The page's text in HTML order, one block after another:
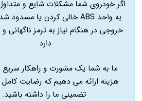
اگر خودروی شما مشکلات شایع و متداول
به واحد ABS خالی کردن یا مسدود
خروجی در هنگام نیاز به ترمز ناگهانی
دارد
ما به شما یک مشورت و راهکار سریع
هزینه ارائه می دهیم که رضایت
تضمینی ما را داشته باشید.